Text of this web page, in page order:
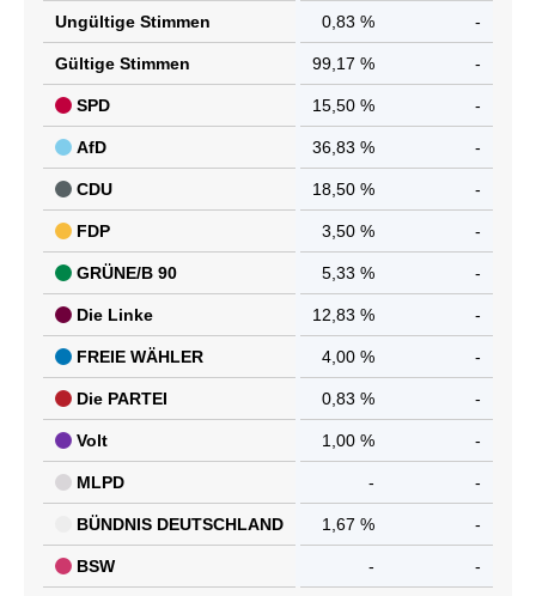
Ungültige Stimmen 0,83 % -
Gültige Stimmen 99,17 % -
SPD 15,50 % -
AfD 36,83 % -
CDU 18,50 % -
FDP 3,50 % -
GRÜNE/B 90 5,33 % -
Die Linke 12,83 % -
FREIE WÄHLER 4,00 % -
Die PARTEI 0,83 % -
Volt 1,00 % -
MLPD - -
BÜNDNIS DEUTSCHLAND 1,67 % -
BSW - -